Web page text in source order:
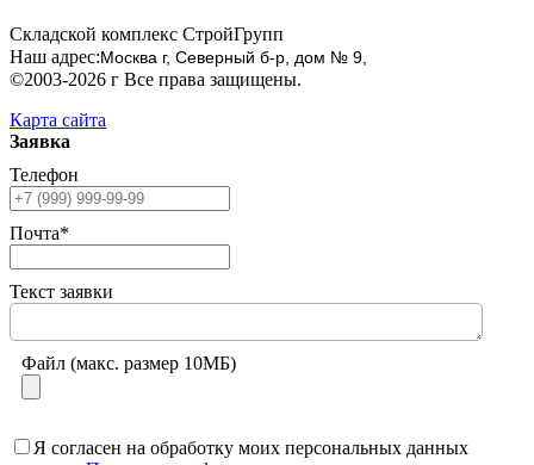
Складской комплекс СтройГрупп
Наш адрес:Москва г, Северный б-р, дом № 9,
©2003-2026 г Все права защищены.
Карта сайта
Заявка
Телефон
Почта*
Текст заявки
Файл (макс. размер 10МБ)
Я согласен на обработку моих персональных данных